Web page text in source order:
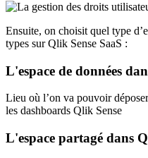
Ensuite, on choisit quel type
types sur Qlik Sense SaaS :
L'espace de données
Lieu où l’on va pouvoir
les dashboards Qlik Sense
L'espace partagé dans